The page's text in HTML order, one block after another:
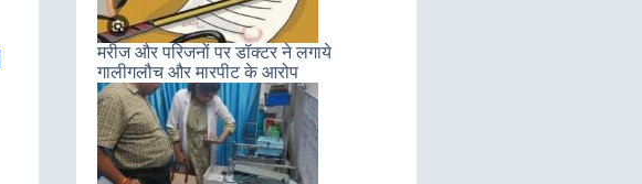
मरीज और परिजनों पर डॉक्टर ने लगाये
गालीगलौच और मारपीट के आरोप